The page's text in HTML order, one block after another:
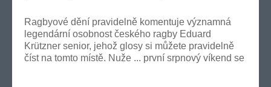
Ragbyové dění pravidelně komentuje významná
legendární osobnost českého ragby Eduard
Krützner senior, jehož glosy si můžete pravidelně
číst na tomto místě. Nuže ... první srpnový víkend se